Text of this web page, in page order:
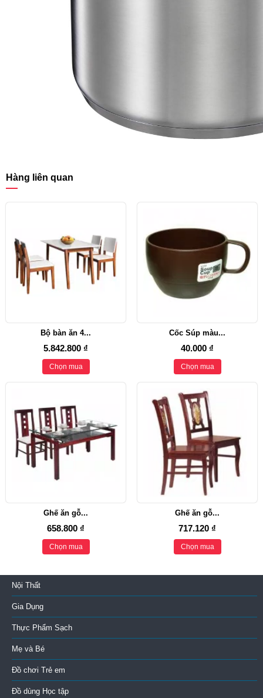
Hàng liên quan
Bộ bàn ăn 4...
5.842.800 ₫
Chọn mua
Cốc Súp màu...
40.000 ₫
Chọn mua
Ghế ăn gỗ...
658.800 ₫
Chọn mua
Ghế ăn gỗ...
717.120 ₫
Chọn mua
Nội Thất
Gia Dụng
Thực Phẩm Sạch
Mẹ và Bé
Đồ chơi Trẻ em
Đồ dùng Học tập